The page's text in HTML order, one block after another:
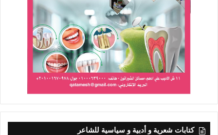
كتابات شعرية و أدبية و سياسية للشاعر